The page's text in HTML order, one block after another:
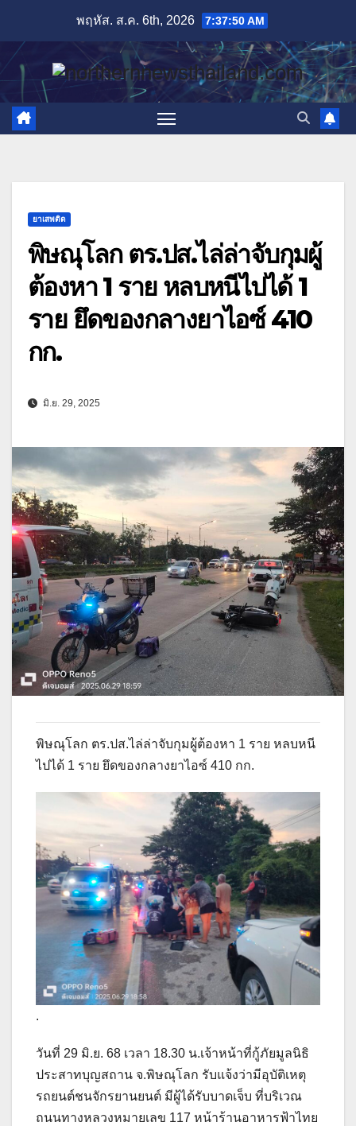
content
พฤหัส. ส.ค. 6th, 2026 7:37:52 AM
ยาเสพติด
พิษณุโลก ตร.ปส.ไล่ล่าจับกุมผู้
ต้องหา 1 ราย หลบหนีไปได้ 1
ราย ยึดของกลางยาไอซ์ 410
กก.
มิ.ย. 29, 2025
พิษณุโลก ตร.ปส.ไล่ล่าจับกุมผู้ต้องหา 1 ราย หลบหนี
ไปได้ 1 ราย ยึดของกลางยาไอซ์ 410 กก.
.
วันที่ 29 มิ.ย. 68 เวลา 18.30 น.เจ้าหน้าที่กู้ภัยมูลนิธิ
ประสาทบุญสถาน จ.พิษณุโลก รับแจ้งว่ามีอุบัติเหตุ
รถยนต์ชนจักรยานยนต์ มีผู้ได้รับบาดเจ็บ ที่บริเวณ
ถนนทางหลวงหมายเลข 117 หน้าร้านอาหารฟ้าไทย